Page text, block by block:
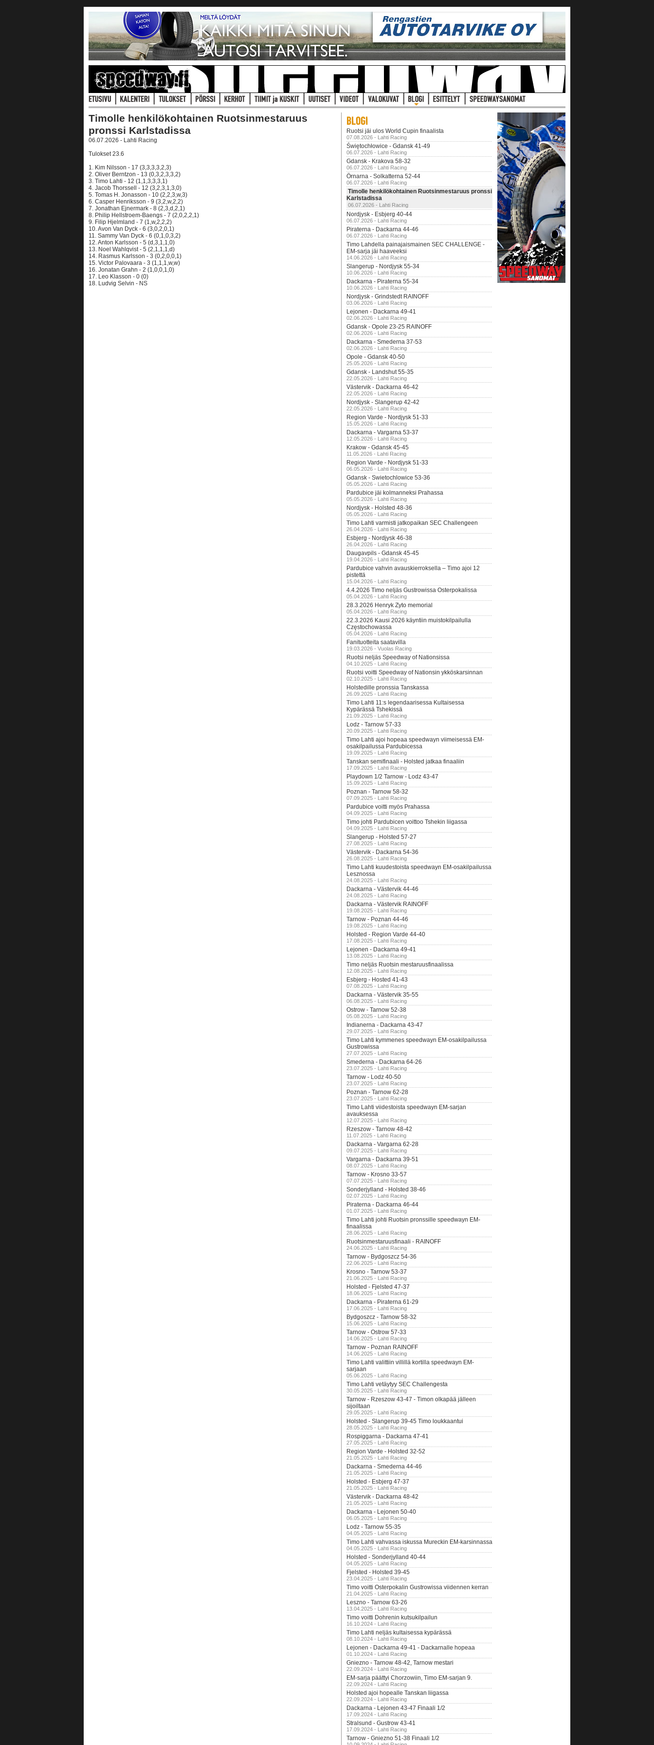
Timolle henkilökohtainen Ruotsinmestaruus
pronssi Karlstadissa
06.07.2026 - Lahti Racing
Tulokset 23.6
1. Kim Nilsson - 17 (3,3,3,3,2,3)
2. Oliver Berntzon - 13 (0,3,2,3,3,2)
3. Timo Lahti - 12 (1,1,3,3,3,1)
4. Jacob Thorssell - 12 (3,2,3,1,3,0)
5. Tomas H. Jonasson - 10 (2,2,3,w,3)
6. Casper Henriksson - 9 (3,2,w,2,2)
7. Jonathan Ejnermark - 8 (2,3,d,2,1)
8. Philip Hellstroem-Baengs - 7 (2,0,2,2,1)
9. Filip Hjelmland - 7 (1,w,2,2,2)
10. Avon Van Dyck - 6 (3,0,2,0,1)
11. Sammy Van Dyck - 6 (0,1,0,3,2)
12. Anton Karlsson - 5 (d,3,1,1,0)
13. Noel Wahlqvist - 5 (2,1,1,1,d)
14. Rasmus Karlsson - 3 (0,2,0,0,1)
15. Victor Palovaara - 3 (1,1,1,w,w)
16. Jonatan Grahn - 2 (1,0,0,1,0)
17. Leo Klasson - 0 (0)
18. Ludvig Selvin - NS
Ruotsi jäi ulos World Cupin finaalista
07.08.2026 - Lahti Racing
Świętochłowice - Gdansk 41-49
06.07.2026 - Lahti Racing
Gdansk - Krakova 58-32
06.07.2026 - Lahti Racing
Örnarna - Solkatterna 52-44
06.07.2026 - Lahti Racing
Timolle henkilökohtainen Ruotsinmestaruus pronssi
Karlstadissa
06.07.2026 - Lahti Racing
Nordjysk - Esbjerg 40-44
06.07.2026 - Lahti Racing
Piraterna - Dackarna 44-46
06.07.2026 - Lahti Racing
Timo Lahdella painajaismainen SEC CHALLENGE -
EM-sarja jäi haaveeksi
14.06.2026 - Lahti Racing
Slangerup - Nordjysk 55-34
10.06.2026 - Lahti Racing
Dackarna - Piraterna 55-34
10.06.2026 - Lahti Racing
Nordjysk - Grindstedt RAINOFF
03.06.2026 - Lahti Racing
Lejonen - Dackarna 49-41
02.06.2026 - Lahti Racing
Gdansk - Opole 23-25 RAINOFF
02.06.2026 - Lahti Racing
Dackarna - Smederna 37-53
02.06.2026 - Lahti Racing
Opole - Gdansk 40-50
25.05.2026 - Lahti Racing
Gdansk - Landshut 55-35
22.05.2026 - Lahti Racing
Västervik - Dackarna 46-42
22.05.2026 - Lahti Racing
Nordjysk - Slangerup 42-42
22.05.2026 - Lahti Racing
Region Varde - Nordjysk 51-33
15.05.2026 - Lahti Racing
Dackarna - Vargarna 53-37
12.05.2026 - Lahti Racing
Krakow - Gdansk 45-45
11.05.2026 - Lahti Racing
Region Varde - Nordjysk 51-33
06.05.2026 - Lahti Racing
Gdansk - Swietochlowice 53-36
05.05.2026 - Lahti Racing
Pardubice jäi kolmanneksi Prahassa
05.05.2026 - Lahti Racing
Nordjysk - Holsted 48-36
05.05.2026 - Lahti Racing
Timo Lahti varmisti jatkopaikan SEC Challengeen
26.04.2026 - Lahti Racing
Esbjerg - Nordjysk 46-38
26.04.2026 - Lahti Racing
Daugavpils - Gdansk 45-45
19.04.2026 - Lahti Racing
Pardubice vahvin avauskierroksella – Timo ajoi 12
pistettä
15.04.2026 - Lahti Racing
4.4.2026 Timo neljäs Gustrowissa Osterpokalissa
05.04.2026 - Lahti Racing
28.3.2026 Henryk Zyto memorial
05.04.2026 - Lahti Racing
22.3.2026 Kausi 2026 käyntiin muistokilpailulla
Częstochowassa
05.04.2026 - Lahti Racing
Fanituotteita saatavilla
19.03.2026 - Vuolas Racing
Ruotsi neljäs Speedway of Nationsissa
04.10.2025 - Lahti Racing
Ruotsi voitti Speedway of Nationsin ykköskarsinnan
02.10.2025 - Lahti Racing
Holstedille pronssia Tanskassa
26.09.2025 - Lahti Racing
Timo Lahti 11:s legendaarisessa Kultaisessa
Kypärässä Tshekissä
21.09.2025 - Lahti Racing
Lodz - Tarnow 57-33
20.09.2025 - Lahti Racing
Timo Lahti ajoi hopeaa speedwayn viimeisessä EM-
osakilpailussa Pardubicessa
19.09.2025 - Lahti Racing
Tanskan semifinaali - Holsted jatkaa finaaliin
17.09.2025 - Lahti Racing
Playdown 1/2 Tarnow - Lodz 43-47
15.09.2025 - Lahti Racing
Poznan - Tarnow 58-32
07.09.2025 - Lahti Racing
Pardubice voitti myös Prahassa
04.09.2025 - Lahti Racing
Timo johti Pardubicen voittoo Tshekin liigassa
04.09.2025 - Lahti Racing
Slangerup - Holsted 57-27
27.08.2025 - Lahti Racing
Västervik - Dackarna 54-36
26.08.2025 - Lahti Racing
Timo Lahti kuudestoista speedwayn EM-osakilpailussa
Lesznossa
24.08.2025 - Lahti Racing
Dackarna - Västervik 44-46
24.08.2025 - Lahti Racing
Dackarna - Västervik RAINOFF
19.08.2025 - Lahti Racing
Tarnow - Poznan 44-46
19.08.2025 - Lahti Racing
Holsted - Region Varde 44-40
17.08.2025 - Lahti Racing
Lejonen - Dackarna 49-41
13.08.2025 - Lahti Racing
Timo neljäs Ruotsin mestaruusfinaalissa
12.08.2025 - Lahti Racing
Esbjerg - Hosted 41-43
07.08.2025 - Lahti Racing
Dackarna - Västervik 35-55
06.08.2025 - Lahti Racing
Ostrow - Tarnow 52-38
05.08.2025 - Lahti Racing
Indianerna - Dackarna 43-47
29.07.2025 - Lahti Racing
Timo Lahti kymmenes speedwayn EM-osakilpailussa
Gustrowissa
27.07.2025 - Lahti Racing
Smederna - Dackarna 64-26
23.07.2025 - Lahti Racing
Tarnow - Lodz 40-50
23.07.2025 - Lahti Racing
Poznan - Tarnow 62-28
23.07.2025 - Lahti Racing
Timo Lahti viidestoista speedwayn EM-sarjan
avauksessa
12.07.2025 - Lahti Racing
Rzeszow - Tarnow 48-42
11.07.2025 - Lahti Racing
Dackarna - Vargarna 62-28
09.07.2025 - Lahti Racing
Vargarna - Dackarna 39-51
08.07.2025 - Lahti Racing
Tarnow - Krosno 33-57
07.07.2025 - Lahti Racing
Sonderjylland - Holsted 38-46
02.07.2025 - Lahti Racing
Piraterna - Dackarna 46-44
01.07.2025 - Lahti Racing
Timo Lahti johti Ruotsin pronssille speedwayn EM-
finaalissa
28.06.2025 - Lahti Racing
Ruotsinmestaruusfinaali - RAINOFF
24.06.2025 - Lahti Racing
Tarnow - Bydgoszcz 54-36
22.06.2025 - Lahti Racing
Krosno - Tarnow 53-37
21.06.2025 - Lahti Racing
Holsted - Fjelsted 47-37
18.06.2025 - Lahti Racing
Dackarna - Piraterna 61-29
17.06.2025 - Lahti Racing
Bydgoszcz - Tarnow 58-32
15.06.2025 - Lahti Racing
Tarnow - Ostrow 57-33
14.06.2025 - Lahti Racing
Tarnow - Poznan RAINOFF
14.06.2025 - Lahti Racing
Timo Lahti valittiin villillä kortilla speedwayn EM-
sarjaan
05.06.2025 - Lahti Racing
Timo Lahti vetäytyy SEC Challengesta
30.05.2025 - Lahti Racing
Tarnow - Rzeszow 43-47 - Timon olkapää jälleen
sijoiltaan
29.05.2025 - Lahti Racing
Holsted - Slangerup 39-45 Timo loukkaantui
28.05.2025 - Lahti Racing
Rospiggarna - Dackarna 47-41
27.05.2025 - Lahti Racing
Region Varde - Holsted 32-52
21.05.2025 - Lahti Racing
Dackarna - Smederna 44-46
21.05.2025 - Lahti Racing
Holsted - Esbjerg 47-37
21.05.2025 - Lahti Racing
Västervik - Dackarna 48-42
21.05.2025 - Lahti Racing
Dackarna - Lejonen 50-40
06.05.2025 - Lahti Racing
Lodz - Tarnow 55-35
04.05.2025 - Lahti Racing
Timo Lahti vahvassa iskussa Mureckin EM-karsinnassa
04.05.2025 - Lahti Racing
Holsted - Sonderjylland 40-44
04.05.2025 - Lahti Racing
Fjelsted - Holsted 39-45
23.04.2025 - Lahti Racing
Timo voitti Osterpokalin Gustrowissa viidennen kerran
21.04.2025 - Lahti Racing
Leszno - Tarnow 63-26
13.04.2025 - Lahti Racing
Timo voitti Dohrenin kutsukilpailun
16.10.2024 - Lahti Racing
Timo Lahti neljäs kultaisessa kypärässä
08.10.2024 - Lahti Racing
Lejonen - Dackarna 49-41 - Dackarnalle hopeaa
01.10.2024 - Lahti Racing
Gniezno - Tarnow 48-42, Tarnow mestari
22.09.2024 - Lahti Racing
EM-sarja päättyi Chorzowiin, Timo EM-sarjan 9.
22.09.2024 - Lahti Racing
Holsted ajoi hopealle Tanskan liigassa
22.09.2024 - Lahti Racing
Dackarna - Lejonen 43-47 Finaali 1/2
17.09.2024 - Lahti Racing
Stralsund - Gustrow 43-41
17.09.2024 - Lahti Racing
Tarnow - Gniezno 51-38 Finaali 1/2